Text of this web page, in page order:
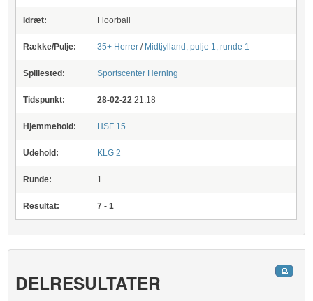
Idræt: Floorball
Række/Pulje: 35+ Herrer / Midtjylland, pulje 1, runde 1
Spillested: Sportscenter Herning
Tidspunkt: 28-02-2221:18
Hjemmehold: HSF 15
Udehold: KLG 2
Runde: 1
Resultat: 7 - 1
DELRESULTATER